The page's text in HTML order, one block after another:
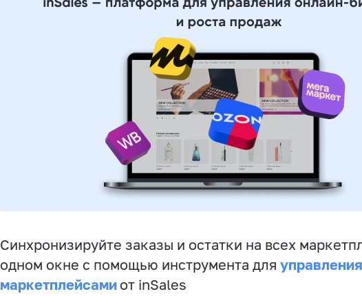
Синхронизируйте заказы и остатки на всех
одном окне с помощью инструмента для управления
маркетплейсами от inSales